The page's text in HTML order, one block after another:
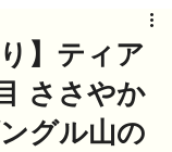
】ティア
ささやか
グル山の